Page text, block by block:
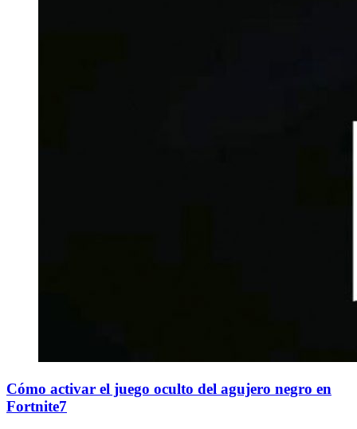
Cómo activar el juego oculto del agujero negro en
Fortnite7